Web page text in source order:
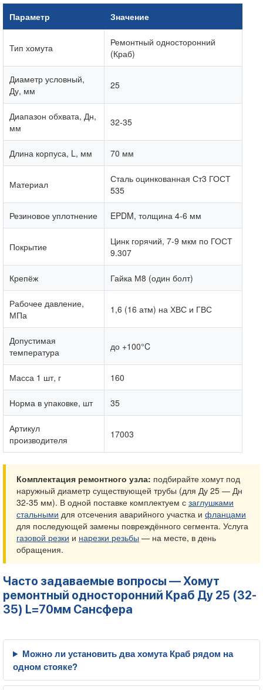
Параметр Значение
Тип хомута
Ремонтный односторонний
(Краб)
Диаметр условный,
Ду, мм
25
Диапазон обхвата, Дн,
мм
32-35
Длина корпуса, L, мм 70 мм
Материал
Сталь оцинкованная Ст3 ГОСТ
535
Резиновое уплотнение EPDM, толщина 4-6 мм
Покрытие
Цинк горячий, 7-9 мкм по ГОСТ
9.307
Крепёж Гайка М8 (один болт)
Рабочее давление,
МПа
1,6 (16 атм) на ХВС и ГВС
Допустимая
температура
до +100°C
Масса 1 шт, г 160
Норма в упаковке, шт 35
Артикул
производителя
17003
Комплектация ремонтного узла: подбирайте хомут под
наружный диаметр существующей трубы (для Ду 25 — Дн
32-35 мм). В одной поставке комплектуем с заглушками
стальными для отсечения аварийного участка и фланцами
для последующей замены повреждённого сегмента. Услуга
газовой резки и нарезки резьбы — на месте, в день
обращения.
Часто задаваемые вопросы — Хомут
ремонтный односторонний Краб Ду 25 (32-
35) L=70мм Сансфера
Можно ли установить два хомута Краб рядом на
одном стояке?